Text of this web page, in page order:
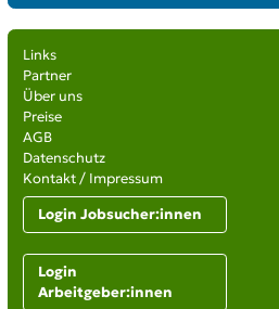
Links
Partner
Über uns
Preise
AGB
Datenschutz
Kontakt / Impressum
Login Jobsucher:innen
Login
Arbeitgeber:innen